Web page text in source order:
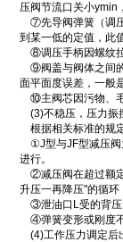
压阀节流口关小ymin
⑦先导阀弹簧（调压
到某一低的定值，此
⑧调压手柄因螺纹
⑨阀盖与阀体之间的
面平面度误差，一般
⑩主阀芯因污物、
(3)不稳压，压力振
根据相关标准的规
①J型与JF型减压阀
进行。
②减压阀在超过额定
升压一再降压"的循
③泄油口L受的背压
④弹簧变形或刚度
(4)工作压力调定后